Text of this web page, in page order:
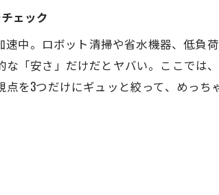
ェック
中。ロボット清掃や省水機器、低負
「安さ」だけだとヤバい。ここでは、
を3つだけにギュッと絞って、めっち